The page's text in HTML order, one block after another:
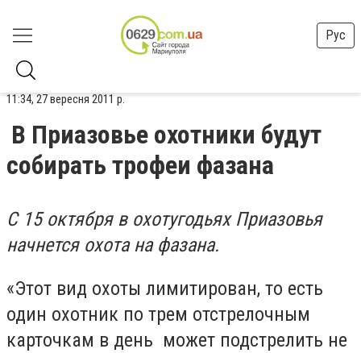
Рус
11:34, 27 вересня 2011 р.
В Приазовье охотники будут
собирать трофеи фазана
С 15 октября в охотугодьях Приазовья
начнется охота на фазана.
«Этот вид охоты лимитирован, то есть
один охотник по трем отстрелочным
карточкам в день может подстрелить не